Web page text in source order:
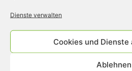
Dienste verwalten
Cookies und Dienste
Ablehnen
Vergleichen Sie die
Materialien auch in unserer